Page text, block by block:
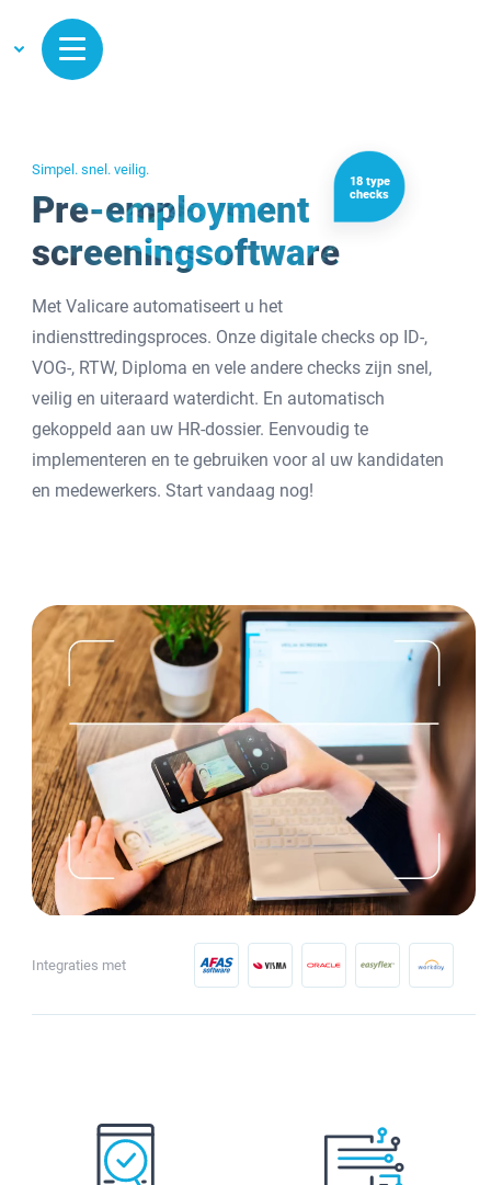
Simpel. snel. veilig.
Pre-employment
screeningsoftware
18 type
checks
Met Valicare automatiseert u het
indiensttredingsproces. Onze digitale checks op ID-,
VOG-, RTW, Diploma en vele andere checks zijn snel,
veilig en uiteraard waterdicht. En automatisch
gekoppeld aan uw HR-dossier. Eenvoudig te
implementeren en te gebruiken voor al uw kandidaten
en medewerkers. Start vandaag nog!
Integraties met